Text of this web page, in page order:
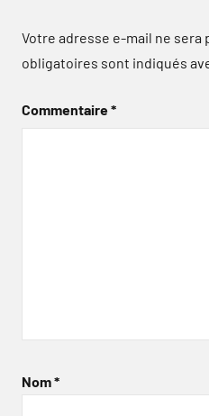
Votre adresse e-mail ne sera
obligatoires sont indiqués
Commentaire*
Nom*